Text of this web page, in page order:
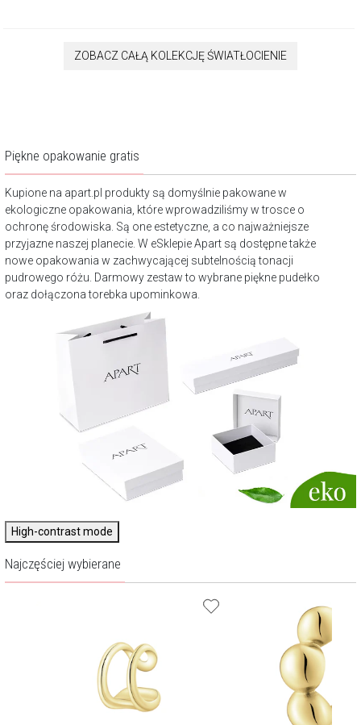
ZOBACZ CAŁĄ KOLEKCJĘ ŚWIATŁOCIENIE
Piękne opakowanie gratis
Kupione na apart.pl produkty są domyślnie pakowane w
ekologiczne opakowania, które wprowadziliśmy w trosce o
ochronę środowiska. Są one estetyczne, a co najważniejsze
przyjazne naszej planecie. W eSklepie Apart są dostępne także
nowe opakowania w zachwycającej subtelnością tonacji
pudrowego różu. Darmowy zestaw to wybrane piękne pudełko
oraz dołączona torebka upominkowa.
High-contrast mode
Najczęściej wybierane